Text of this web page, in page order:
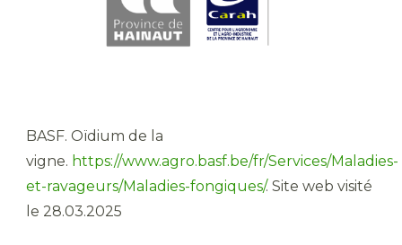
BASF. Oïdium de la
vigne. https://www.agro.basf.be/fr/Services/Maladies-
et-ravageurs/Maladies-fongiques/. Site web visité
le 28.03.2025